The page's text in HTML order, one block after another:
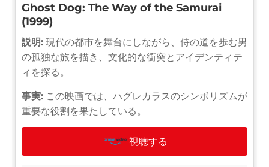
Ghost Dog: The Way of the Samurai
(1999)
説明: 現代の都市を舞台にしながら、侍の道を歩む男
の孤独な旅を描き、文化的な衝突とアイデンティテ
ィを探る。
事実: この映画では、ハグレカラスのシンボリズムが
重要な役割を果たしている。
視聴する